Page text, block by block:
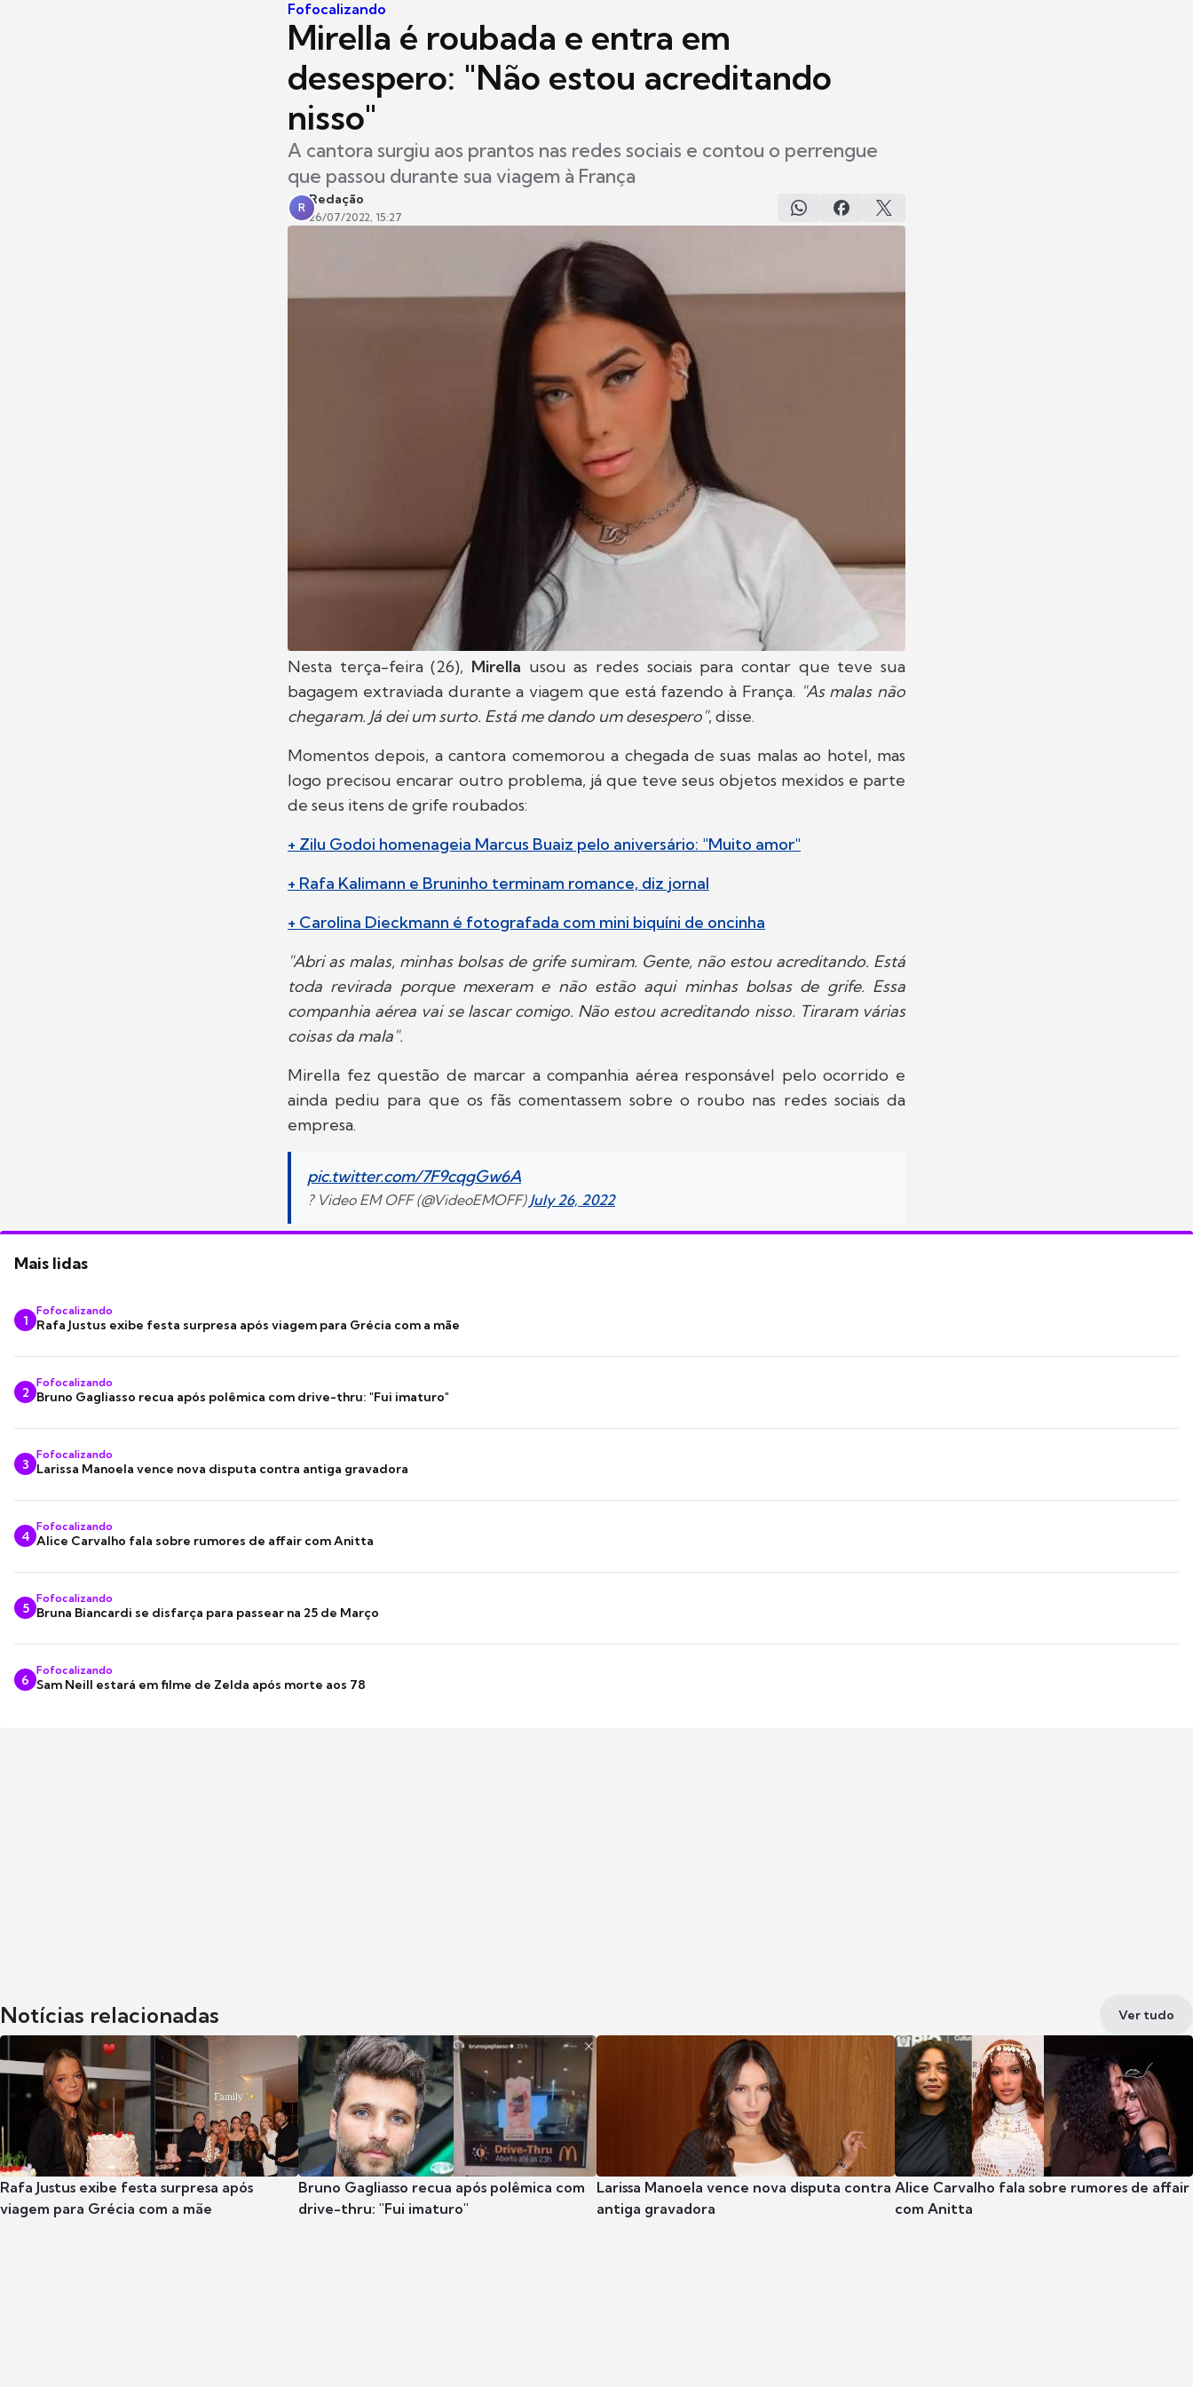
Fofocalizando
Mirella é roubada e entra em
desespero: "Não estou acreditando
nisso"
A cantora surgiu aos prantos nas redes sociais e contou o perrengue
que passou durante sua viagem à França
R
Redação
26/07/2022, 15:27
Nesta terça-feira (26), Mirella usou as redes sociais para contar que teve sua
bagagem extraviada durante a viagem que está fazendo à França. "As malas não
chegaram. Já dei um surto. Está me dando um desespero", disse.
Momentos depois, a cantora comemorou a chegada de suas malas ao hotel, mas
logo precisou encarar outro problema, já que teve seus objetos mexidos e parte
de seus itens de grife roubados:
+ Zilu Godoi homenageia Marcus Buaiz pelo aniversário: "Muito amor"
+ Rafa Kalimann e Bruninho terminam romance, diz jornal
+ Carolina Dieckmann é fotografada com mini biquíni de oncinha
"Abri as malas, minhas bolsas de grife sumiram. Gente, não estou acreditando. Está
toda revirada porque mexeram e não estão aqui minhas bolsas de grife. Essa
companhia aérea vai se lascar comigo. Não estou acreditando nisso. Tiraram várias
coisas da mala".
Mirella fez questão de marcar a companhia aérea responsável pelo ocorrido e
ainda pediu para que os fãs comentassem sobre o roubo nas redes sociais da
empresa.
pic.twitter.com/7F9cqgGw6A
? Video EM OFF (@VideoEMOFF) July 26, 2022
Mais lidas
1
Fofocalizando
Rafa Justus exibe festa surpresa após viagem para Grécia com a mãe
2
Fofocalizando
Bruno Gagliasso recua após polêmica com drive-thru: "Fui imaturo"
3
Fofocalizando
Larissa Manoela vence nova disputa contra antiga gravadora
4
Fofocalizando
Alice Carvalho fala sobre rumores de affair com Anitta
5
Fofocalizando
Bruna Biancardi se disfarça para passear na 25 de Março
6
Fofocalizando
Sam Neill estará em filme de Zelda após morte aos 78
Notícias relacionadas Ver tudo
Rafa Justus exibe festa surpresa após
viagem para Grécia com a mãe
Bruno Gagliasso recua após polêmica com
drive-thru: "Fui imaturo"
Larissa Manoela vence nova disputa contra
antiga gravadora
Alice Carvalho fala sobre rumores de affair
com Anitta